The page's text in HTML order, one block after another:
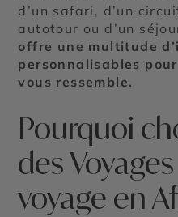
d’un safari, d’un
autotour ou d’un
offre une multitude
personnalisables
vous ressemble.
Pourquoi
des
voyage en